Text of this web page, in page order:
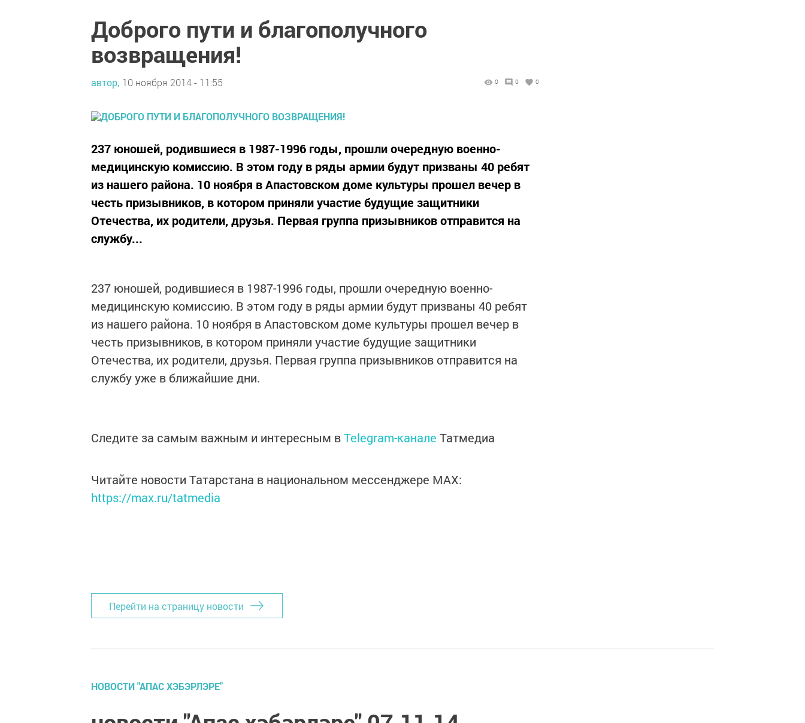
Доброго пути и благополучного
возвращения!
автор, 10 ноября 2014 - 11:55 0 0 0
237 юношей, родившиеся в 1987-1996 годы, прошли очередную военно-
медицинскую комиссию. В этом году в ряды армии будут призваны 40 ребят
из нашего района. 10 ноября в Апастовском доме культуры прошел вечер в
честь призывников, в котором приняли участие будущие защитники
Отечества, их родители, друзья. Первая группа призывников отправится на
службу...
237 юношей, родившиеся в 1987-1996 годы, прошли очередную военно-
медицинскую комиссию. В этом году в ряды армии будут призваны 40 ребят
из нашего района. 10 ноября в Апастовском доме культуры прошел вечер в
честь призывников, в котором приняли участие будущие защитники
Отечества, их родители, друзья. Первая группа призывников отправится на
службу уже в ближайшие дни.
Следите за самым важным и интересным вTelegram-канале Татмедиа
Читайте новости Татарстана в национальном мессенджере MАХ:
https://max.ru/tatmedia
Перейти на страницу новости
НОВОСТИ "АПАС ХЭБЭРЛЭРЕ"